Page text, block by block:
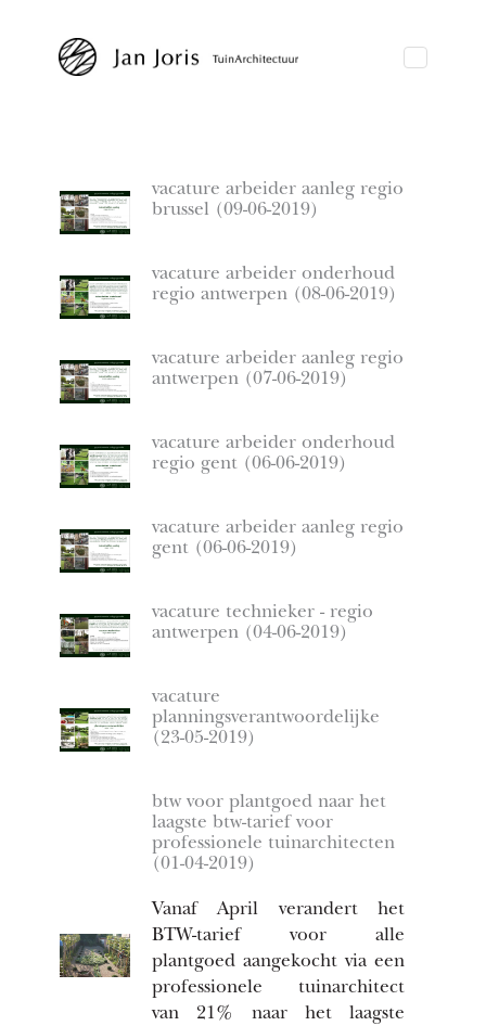
vacature arbeider aanleg regio
brussel (09-06-2019)
vacature arbeider onderhoud
regio antwerpen (08-06-2019)
vacature arbeider aanleg regio
antwerpen (07-06-2019)
vacature arbeider onderhoud
regio gent (06-06-2019)
vacature arbeider aanleg regio
gent (06-06-2019)
vacature technieker - regio
antwerpen (04-06-2019)
vacature
planningsverantwoordelijke
(23-05-2019)
btw voor plantgoed naar het
laagste btw-tarief voor
professionele tuinarchitecten
(01-04-2019)
Vanaf April verandert het
BTW-tarief voor alle
plantgoed aangekocht via een
professionele tuinarchitect
van 21% naar het laagste